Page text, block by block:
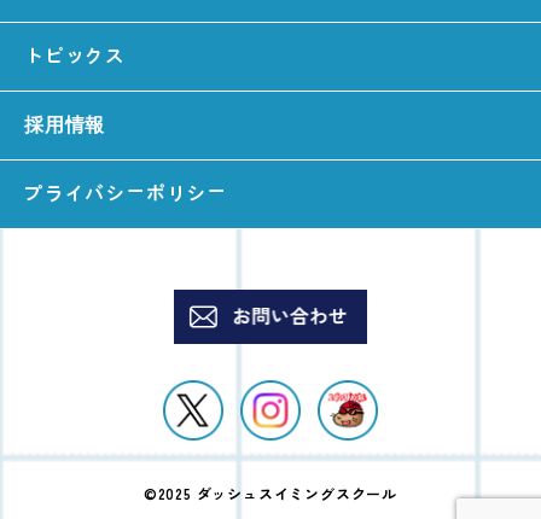
トピックス
採用情報
プライバシーポリシー
©2025 ダッシュスイミングスクール